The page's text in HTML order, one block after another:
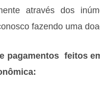
através dos
fazendo uma
pagamentos feitos